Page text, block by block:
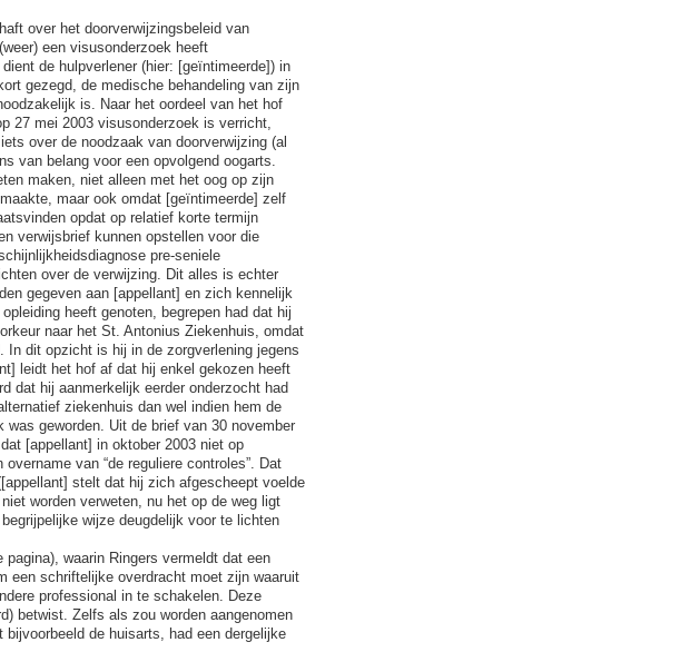
over het doorverwijzingsbeleid van
een visusonderzoek heeft
de hulpverlener (hier: [geïntimeerde]) in
gezegd, de medische behandeling van zijn
is. Naar het oordeel van het hof
27 mei 2003 visusonderzoek is verricht,
over de noodzaak van doorverwijzing (al
van belang voor een opvolgend oogarts.
maken, niet alleen met het oog op zijn
maar ook omdat [geïntimeerde] zelf
opdat op relatief korte termijn
verwijsbrief kunnen opstellen voor die
pre-seniele
over de verwijzing. Dit alles is echter
gegeven aan [appellant] en zich kennelijk
heeft genoten, begrepen had dat hij
naar het St. Antonius Ziekenhuis, omdat
In dit opzicht is hij in de zorgverlening jegens
leidt het hof af dat hij enkel gekozen heeft
dat hij aanmerkelijk eerder onderzocht had
ziekenhuis dan wel indien hem de
geworden. Uit de brief van 30 november
[appellant] in oktober 2003 niet op
van “de reguliere controles”. Dat
stelt dat hij zich afgescheept voelde
worden verweten, nu het op de weg ligt
wijze deugdelijk voor te lichten
waarin Ringers vermeldt dat een
een schriftelijke overdracht moet zijn waaruit
professional in te schakelen. Deze
betwist. Zelfs als zou worden aangenomen
de huisarts, had een dergelijke